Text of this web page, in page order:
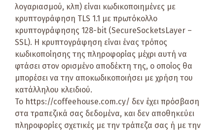
λογαριασμού, κλπ) είναι κωδικοποιημένες με
κρυπτογράφηση TLS 1.1 με πρωτόκολλο
κρυπτογράφησης 128-bit (SecureSocketsLayer –
SSL). Η κρυπτογράφηση είναι ένας τρόπος
κωδικοποίησης της πληροφορίας μέχρι αυτή να
φτάσει στον ορισμένο αποδέκτη της, ο οποίος θα
μπορέσει να την αποκωδικοποιήσει με χρήση του
κατάλληλου κλειδιού.
Το https://coffeehouse.com.cy/ δεν έχει πρόσβαση
στα τραπεζικά σας δεδομένα, και δεν αποθηκεύει
πληροφορίες σχετικές με την τράπεζα σας ή με την